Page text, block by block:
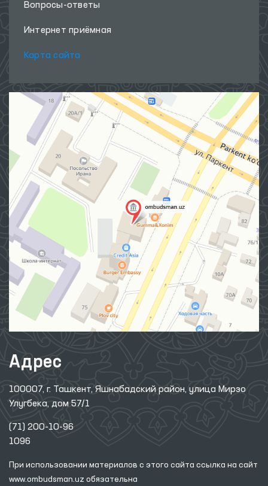
Вопросы-ответы
Интернет приёмная
Карта сайта
Адрес
100007, г. Ташкент, Яшнабадский район, улица Мирзо
Улугбека, дом 57/1
(71) 200-10-96
1096
При использовании материалов с этого сайта ссылка на сайт
www.ombudsman.uz обязательна